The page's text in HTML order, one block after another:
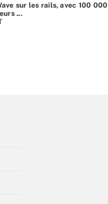
sur les rails, avec 100 000
...